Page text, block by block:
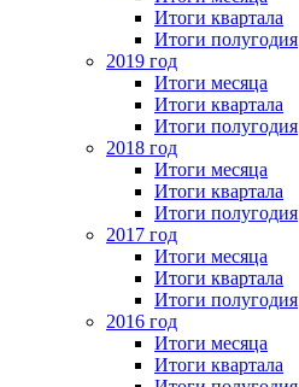
Итоги квартала
Итоги полугодия
2019 год
Итоги месяца
Итоги квартала
Итоги полугодия
2018 год
Итоги месяца
Итоги квартала
Итоги полугодия
2017 год
Итоги месяца
Итоги квартала
Итоги полугодия
2016 год
Итоги месяца
Итоги квартала